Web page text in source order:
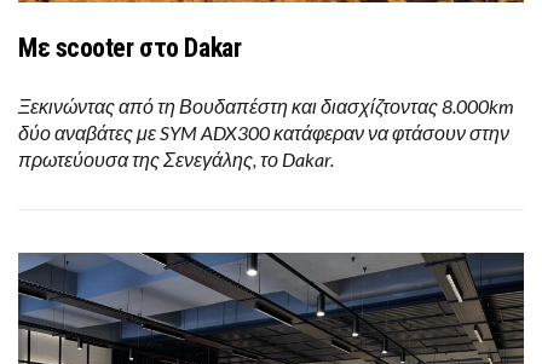
Με scooter στο Dakar
Ξεκινώντας από τη Βουδαπέστη και διασχίζτοντας 8.000km
δύο αναβάτες με SYM ADX300 κατάφεραν να φτάσουν στην
πρωτεύουσα της Σενεγάλης, το Dakar.